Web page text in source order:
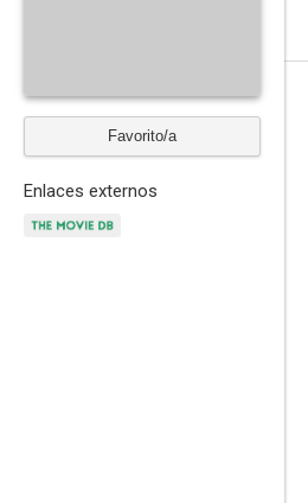
Favorito/a
Enlaces externos